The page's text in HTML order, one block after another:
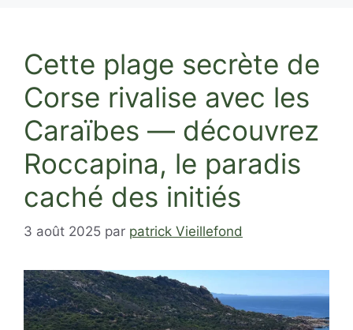
Cette plage secrète de
Corse rivalise avec les
Caraïbes — découvrez
Roccapina, le paradis
caché des initiés
3 août 2025 par patrick Vieillefond